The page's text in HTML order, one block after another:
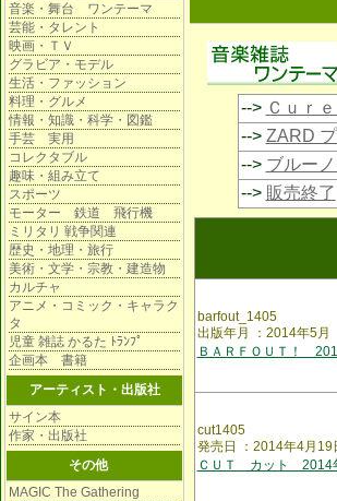
音楽・舞台 ワンテーマ
芸能・タレント
映画・ＴＶ
グラビア・モデル
生活・ファッション
料理・グルメ
情報・知識・科学・図鑑
手芸 実用
コレクタブル
趣味・組み立て
スポーツ
モーター 鉄道 飛行機
ミリタリ 戦争関連
歴史・地理・旅行
美術・文学・宗教・建造物
カルチャ
アニメ・コミック・キャラク
タ
児童 雑誌 かるた ﾄﾗﾝﾌﾟ
企画本 書籍
アーティスト・出版社
サイン本
作家・出版社
その他
MAGIC The Gathering
--> Ｃｕｒ
--> ZARD
--> ブルー
--> 販売終了
barfout_1405
出版年月 ：2014年5
ＢＡＲＦＯＵＴ！
cut1405
発売日 ：2014年4月
ＣＵＴ カット 2014